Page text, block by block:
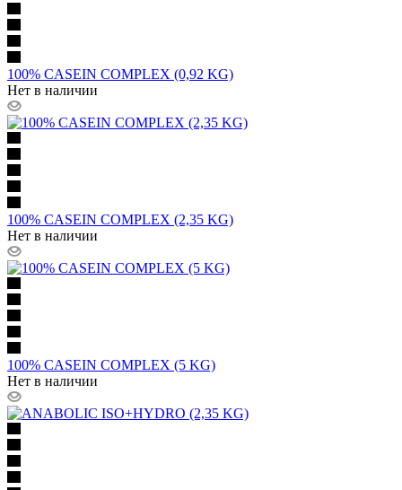
100% CASEIN COMPLEX (0,92 KG)
Нет в наличии
100% CASEIN COMPLEX (2,35 KG)
Нет в наличии
100% CASEIN COMPLEX (5 KG)
Нет в наличии